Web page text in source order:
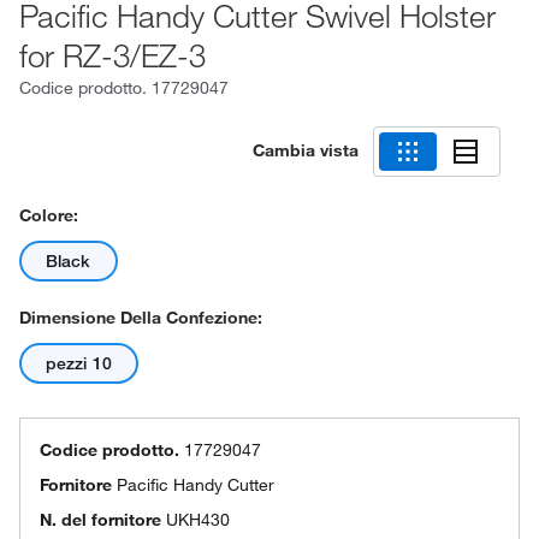
Pacific Handy Cutter Swivel Holster
for RZ-3/EZ-3
Codice prodotto. 17729047
Cambia vista
Colore:
Black
Dimensione Della Confezione:
pezzi 10
Codice prodotto. 17729047
Fornitore Pacific Handy Cutter
N. del fornitore UKH430